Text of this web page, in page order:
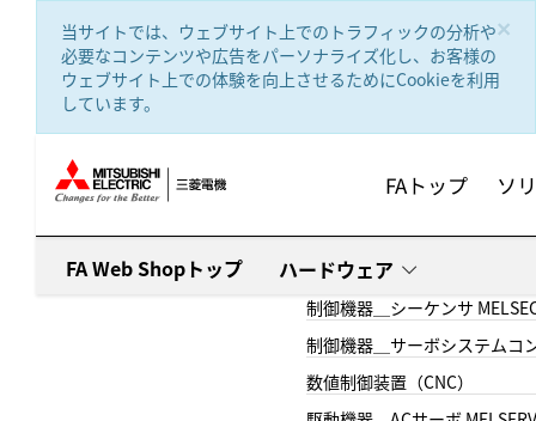
×
当サイトでは、ウェブサイト上でのトラフィックの分析や
必要なコンテンツや広告をパーソナライズ化し、お客様の
ウェブサイト上での体験を向上させるためにCookieを利用
しています。
FAトップ ソ
FA Web Shopトップ ハードウェア
制御機器＿シーケンサ
制御機器＿サーボシステムコ
数値制御装置（CNC）